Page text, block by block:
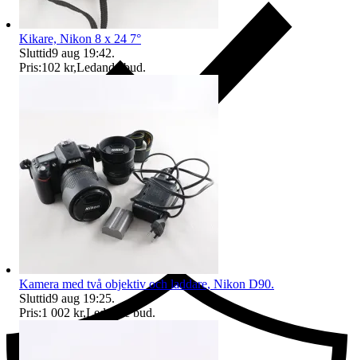
Ersättning om du inte får din vara
Kikare, Nikon 8 x 24 7°
Sluttid9 aug 19:42.
Pris:102 kr,Ledande bud.
Kamera med två objektiv och laddare, Nikon D90.
Sluttid9 aug 19:25.
Pris:1 002 kr,Ledande bud.